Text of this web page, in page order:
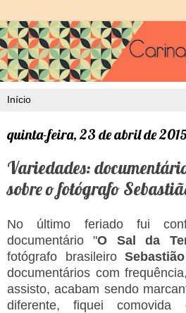
quinta-feira, 23 de abril de
Variedades:
sobre o fotógrafo
No último feriado fui
documentário "O Sal da
fotógrafo brasileiro
documentários com
assisto, acabam sendo
diferente, fiquei comovida